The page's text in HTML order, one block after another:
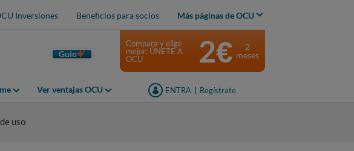
Inversiones Beneficios para socios Más páginas de OCU
Guio
Ver ventajas OCU ENTRA Regístrate
Compara y elige
mejor: ÚNETE A
OCU
2€
2
meses
uso